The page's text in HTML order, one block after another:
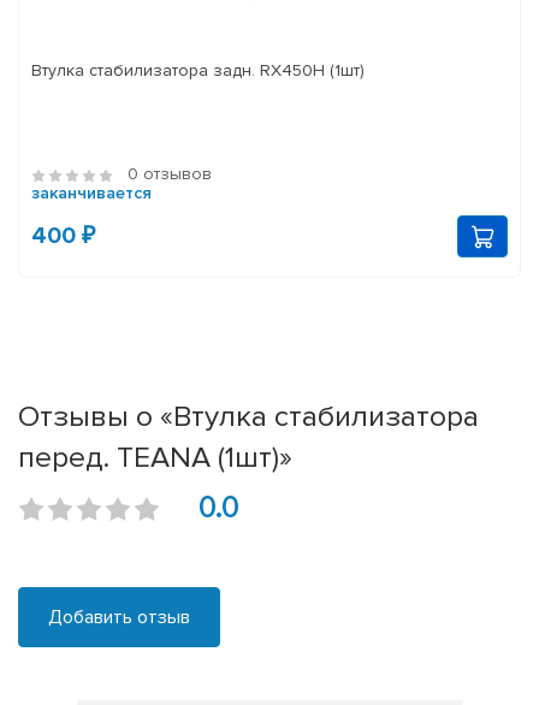
Втулка стабилизатора задн. RX450H (1шт)
0 отзывов
заканчивается
400 ₽
Отзывы о «Втулка стабилизатора
перед. TEANA (1шт)»
0.0
Добавить отзыв